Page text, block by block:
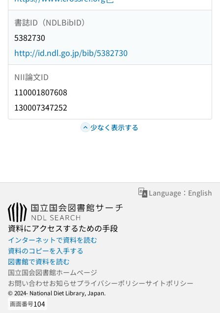
書誌ID（NDLBibID）
5382730
http://id.ndl.go.jp/bib/5382730
NII論文ID
110001807608
130007347252
少なく表示する
Language：English
資料にアクセスするための手段
インターネットで資料を読む
資料のコピーを入手する
図書館で資料を読む
国立国会図書館ホームページ
お問い合わせお知らせプライバシーポリシーサイトポリシー
© 2024- National Diet Library, Japan.
画面番号104